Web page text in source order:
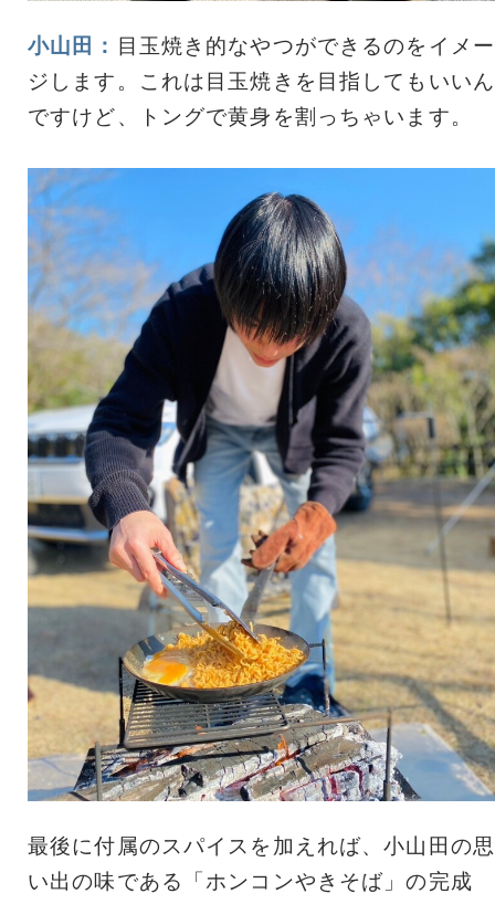
小山田：
目玉焼き的なやつができるのをイメー
ジします。これは目玉焼きを目指してもいいん
ですけど、トングで黄身を割っちゃいます。
最後に付属のスパイスを加えれば、小山田の思
い出の味である「ホンコンやきそば」の完成